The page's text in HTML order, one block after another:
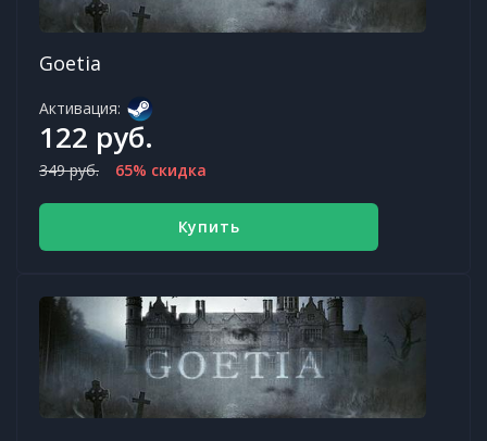
Goetia
Активация:
122 руб.
349 руб. 65% скидка
Купить